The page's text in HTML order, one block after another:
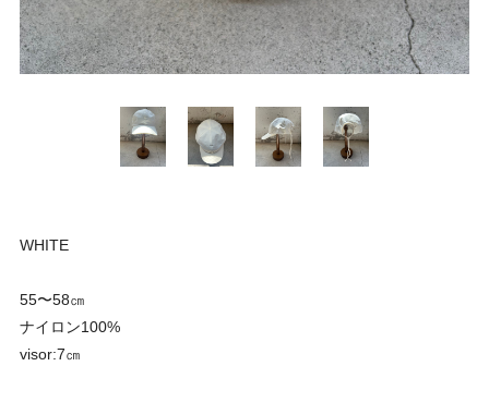
WHITE
55〜58㎝
ナイロン100%
visor:7㎝